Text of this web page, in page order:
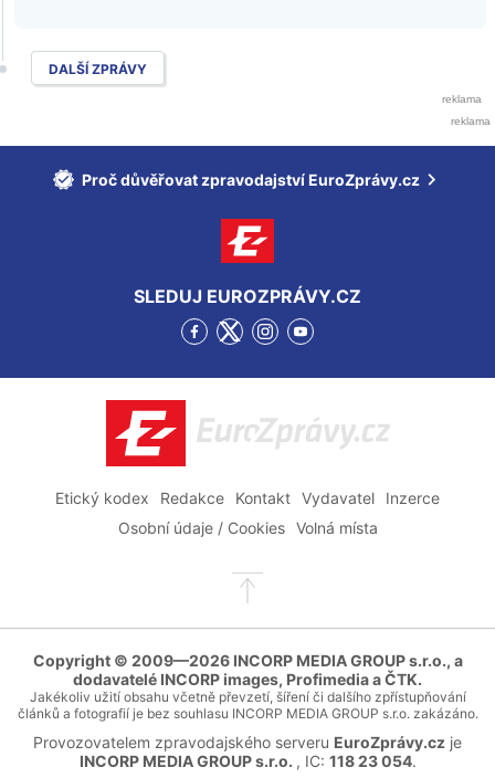
DALŠÍ ZPRÁVY
Proč důvěřovat zpravodajství EuroZprávy.cz
SLEDUJ EUROZPRÁVY.CZ
Přejít
Facebook
Přejít
Twitter
Přejít
Instagram
Přejít
YouTube
EuroZprávy.cz
Etický kodex Redakce Kontakt Vydavatel
Inzerce
Osobní údaje / Cookies
Volná místa
Přejít
stránky
Copyright © 2009—2026 INCORP MEDIA GROUP s.r.o., a
dodavatelé INCORP images, Profimedia a ČTK.
Jakékoliv užití obsahu včetně převzetí, šíření či dalšího zpřístupňování
článků a fotografií je bez souhlasu INCORP MEDIA GROUP s.r.o. zakázáno.
Provozovatelem zpravodajského serveru EuroZprávy.cz je
INCORP MEDIA GROUP s.r.o. , IC: 118 23 054.